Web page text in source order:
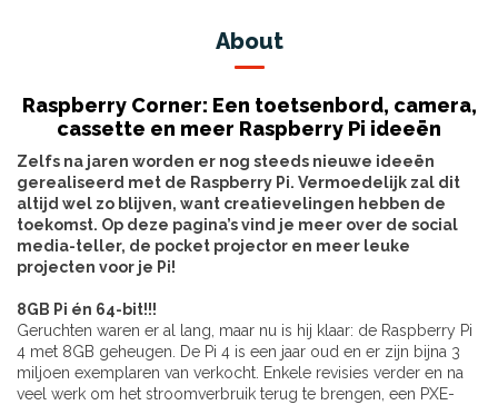
About
Raspberry Corner: Een toetsenbord, camera,
cassette en meer Raspberry Pi ideeën
Zelfs na jaren worden er nog steeds nieuwe ideeën
gerealiseerd met de Raspberry Pi. Vermoedelijk zal dit
altijd wel zo blijven, want creatievelingen hebben de
toekomst. Op deze pagina’s vind je meer over de social
media-teller, de pocket projector en meer leuke
projecten voor je Pi!
8GB Pi én 64-bit!!!
Geruchten waren er al lang, maar nu is hij klaar: de Raspberry Pi
4 met 8GB geheugen. De Pi 4 is een jaar oud en er zijn bijna 3
miljoen exemplaren van verkocht. Enkele revisies verder en na
veel werk om het stroomverbruik terug te brengen, een PXE-